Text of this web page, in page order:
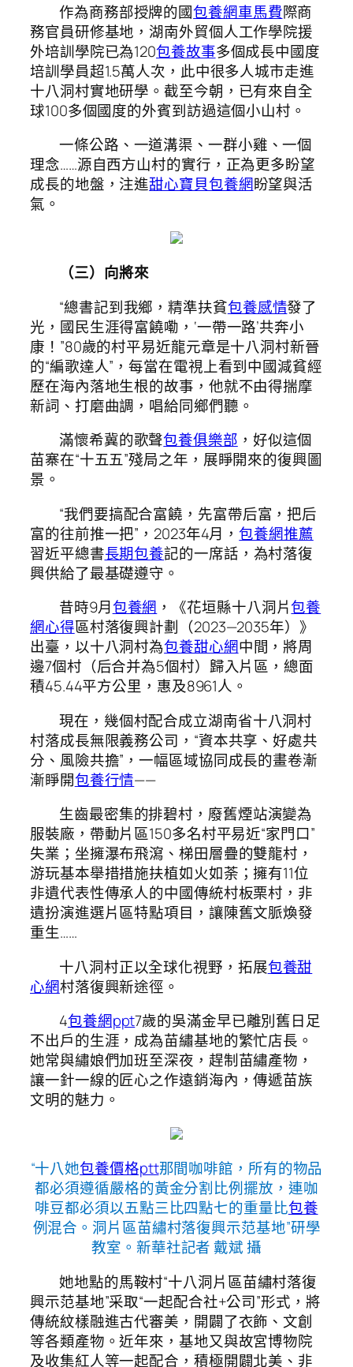
作為商務部授牌的國包養網車馬費際商
務官員研修基地，湖南外貿個人工作學院援
外培訓學院已為120包養故事多個成長中國度
培訓學員超1.5萬人次，此中很多人城市走進
十八洞村實地研學。截至今朝，已有來自全
球100多個國度的外賓到訪過這個小山村。
一條公路、一道溝渠、一群小雞、一個
理念……源自西方山村的實行，正為更多盼望
成長的地盤，注進甜心寶貝包養網盼望與活
氣。
（三）向將來
“總書記到我鄉，精準扶貧包養感情發了
光，國民生涯得富饒嘞，‘一帶一路’共奔小
康！”80歲的村平易近龍元章是十八洞村新晉
的“編歌達人”，每當在電視上看到中國減貧經
歷在海內落地生根的故事，他就不由得揣摩
新詞、打磨曲調，唱給同鄉們聽。
滿懷希冀的歌聲包養俱樂部 ，好似這個
苗寨在“十五五”殘局之年，展睜開來的復興圖
景。
“我們要搞配合富饒，先富帶后富，把后
富的往前推一把”，2023年4月，包養網推薦
習近平總書長期包養記的一席話，為村落復
興供給了最基礎遵守。
昔時9月包養網 ，《花垣縣十八洞片包養
網心得區村落復興計劃（2023—2035年）》
出臺，以十八洞村為包養甜心網中間，將周
邊7個村（后合并為5個村）歸入片區，總面
積45.44平方公里，惠及8961人。
現在，幾個村配合成立湖南省十八洞村
村落成長無限義務公司，“資本共享、好處共
分、風險共擔”，一幅區域協同成長的畫卷漸
漸睜開包養行情——
生齒最密集的排碧村，廢舊煙站演變為
服裝廠，帶動片區150多名村平易近“家門口”
失業；坐擁瀑布飛瀉、梯田層疊的雙龍村，
游玩基本舉措措施扶植如火如荼；擁有11位
非遺代表性傳承人的中國傳統村板栗村，非
遺扮演進選片區特點項目，讓陳舊文脈煥發
重生……
十八洞村正以全球化視野，拓展包養甜
心網村落復興新途徑。
4包養網ppt7歲的吳滿金早已離別舊日足
不出戶的生涯，成為苗繡基地的繁忙店長。
她常與繡娘們加班至深夜，趕制苗繡產物，
讓一針一線的匠心之作遠銷海內，傳遞苗族
文明的魅力。
“十八她包養價格ptt那間咖啡館，所有的物品
都必須遵循嚴格的黃金分割比例擺放，連咖
啡豆都必須以五點三比四點七的重量比包養
例混合。洞片區苗繡村落復興示范基地”研學
教室。新華社記者 戴斌 攝
她地點的馬鞍村“十八洞片區苗繡村落復
興示范基地”采取“一起配合社+公司”形式，將
傳統紋樣融進古代審美，開闢了衣飾、文創
等各類產物。近年來，基地又與故宮博物院
及收集紅人等一起配合，積極開闢北美、非